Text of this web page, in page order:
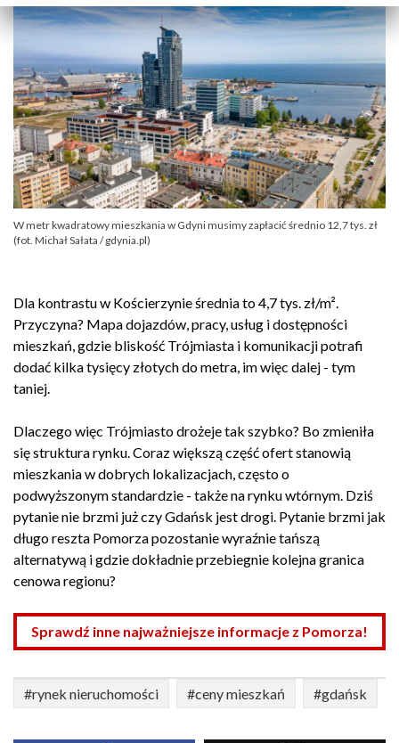
W metr kwadratowy mieszkania w Gdyni musimy zapłacić średnio 12,7 tys. zł
(fot. Michał Sałata / gdynia.pl)
Dla kontrastu w Kościerzynie średnia to 4,7 tys. zł/m².
Przyczyna? Mapa dojazdów, pracy, usług i dostępności
mieszkań, gdzie bliskość Trójmiasta i komunikacji potrafi
dodać kilka tysięcy złotych do metra, im więc dalej - tym
taniej.
Dlaczego więc Trójmiasto drożeje tak szybko? Bo zmieniła
się struktura rynku. Coraz większą część ofert stanowią
mieszkania w dobrych lokalizacjach, często o
podwyższonym standardzie - także na rynku wtórnym. Dziś
pytanie nie brzmi już czy Gdańsk jest drogi. Pytanie brzmi jak
długo reszta Pomorza pozostanie wyraźnie tańszą
alternatywą i gdzie dokładnie przebiegnie kolejna granica
cenowa regionu?
Sprawdź inne najważniejsze informacje z Pomorza!
#rynek nieruchomości #ceny mieszkań #gdańsk